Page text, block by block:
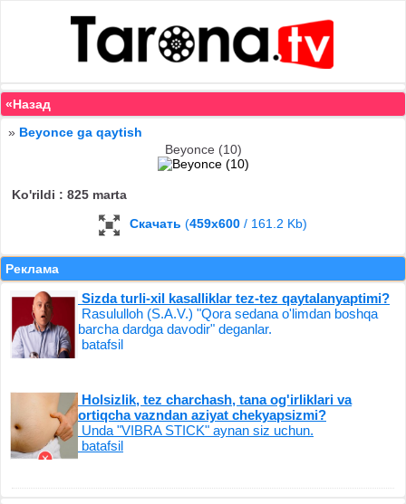
«Назад
» Beyonce ga qaytish
Beyonce (10)
Ko'rildi : 825 marta
Скачать (459x600 / 161.2 Kb)
Реклама
Sizda turli-xil kasalliklar tez-tez qaytalanyaptimi?
Rasululloh (S.A.V.) "Qora sedana o'limdan boshqa
barcha dardga davodir" deganlar.
batafsil
Holsizlik, tez charchash, tana og'irliklari va
ortiqcha vazndan aziyat chekyapsizmi?
Unda "VIBRA STICK" aynan siz uchun.
batafsil